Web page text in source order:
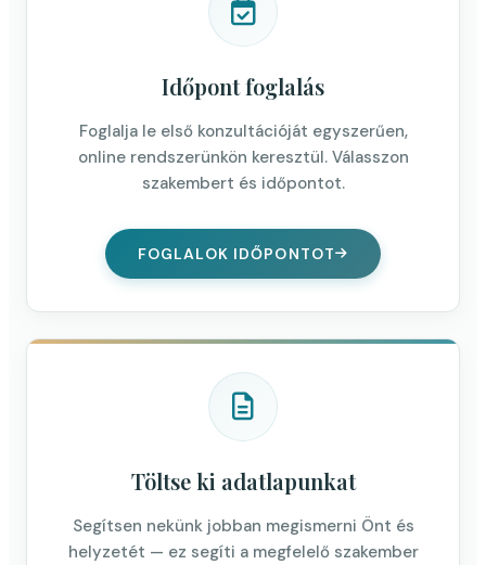
Időpont foglalás
Foglalja le első konzultációját egyszerűen,
online rendszerünkön keresztül. Válasszon
szakembert és időpontot.
FOGLALOK IDŐPONTOT
Töltse ki adatlapunkat
Segítsen nekünk jobban megismerni Önt és
helyzetét — ez segíti a megfelelő szakember